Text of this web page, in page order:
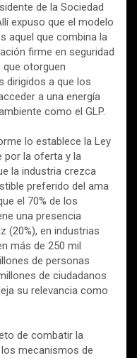
de la Sociedad
expuso que el modelo
aquel que combina la
firme en seguridad
que otorguen
dirigidos a que los
a una energía
como el GLP.
lo establece la Ley
por la oferta y la
la industria crezca
preferido del ama
el 70% de los
una presencia
(20%), en industrias
más de 250 mil
de personas
de ciudadanos
su relevancia como
de combatir la
mecanismos de